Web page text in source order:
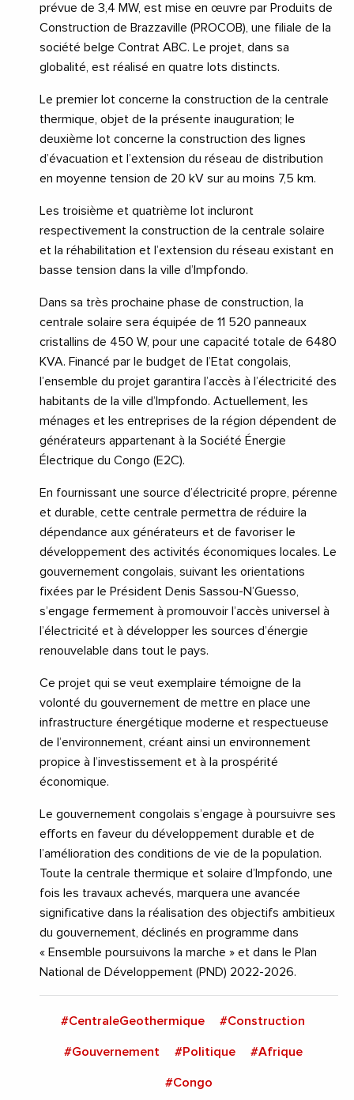
prévue de 3,4 MW, est mise en œuvre par Produits de
Construction de Brazzaville (PROCOB), une filiale de la
société belge Contrat ABC. Le projet, dans sa
globalité, est réalisé en quatre lots distincts.
Le premier lot concerne la construction de la centrale
thermique, objet de la présente inauguration; le
deuxième lot concerne la construction des lignes
d’évacuation et l’extension du réseau de distribution
en moyenne tension de 20 kV sur au moins 7,5 km.
Les troisième et quatrième lot incluront
respectivement la construction de la centrale solaire
et la réhabilitation et l’extension du réseau existant en
basse tension dans la ville d’Impfondo.
Dans sa très prochaine phase de construction, la
centrale solaire sera équipée de 11 520 panneaux
cristallins de 450 W, pour une capacité totale de 6480
KVA. Financé par le budget de l’Etat congolais,
l’ensemble du projet garantira l’accès à l’électricité des
habitants de la ville d’Impfondo. Actuellement, les
ménages et les entreprises de la région dépendent de
générateurs appartenant à la Société Énergie
Électrique du Congo (E2C).
En fournissant une source d’électricité propre, pérenne
et durable, cette centrale permettra de réduire la
dépendance aux générateurs et de favoriser le
développement des activités économiques locales. Le
gouvernement congolais, suivant les orientations
fixées par le Président Denis Sassou-N’Guesso,
s’engage fermement à promouvoir l’accès universel à
l’électricité et à développer les sources d’énergie
renouvelable dans tout le pays.
Ce projet qui se veut exemplaire témoigne de la
volonté du gouvernement de mettre en place une
infrastructure énergétique moderne et respectueuse
de l’environnement, créant ainsi un environnement
propice à l’investissement et à la prospérité
économique.
Le gouvernement congolais s’engage à poursuivre ses
efforts en faveur du développement durable et de
l’amélioration des conditions de vie de la population.
Toute la centrale thermique et solaire d’Impfondo, une
fois les travaux achevés, marquera une avancée
significative dans la réalisation des objectifs ambitieux
du gouvernement, déclinés en programme dans
« Ensemble poursuivons la marche » et dans le Plan
National de Développement (PND) 2022-2026.
#CentraleGeothermique #Construction
#Gouvernement #Politique #Afrique
#Congo